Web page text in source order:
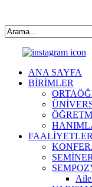
ANA SAYFA
BİRİMLER
FAALİYETLER
Aile